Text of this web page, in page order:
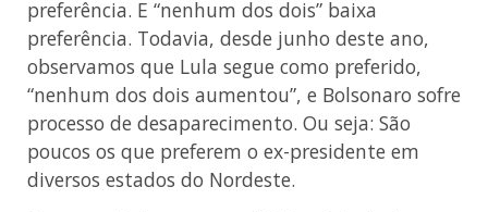
preferência. E “nenhum dos dois” baixa
preferência. Todavia, desde junho deste ano,
observamos que Lula segue como preferido,
“nenhum dos dois aumentou”, e Bolsonaro sofre
processo de desaparecimento. Ou seja: São
poucos os que preferem o ex-presidente em
diversos estados do Nordeste.